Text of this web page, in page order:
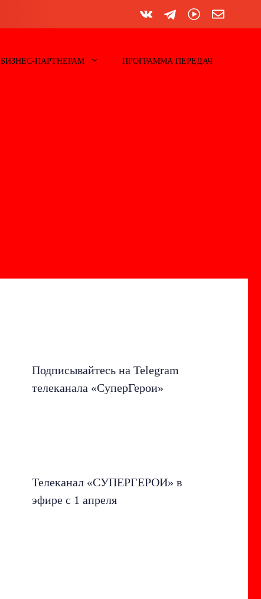
БИЗНЕС-ПАРТНЕРАМ ПРОГРАММА ПЕРЕДАЧ
Подписывайтесь на Telegram
телеканала «СуперГерои»
Телеканал «СУПЕРГЕРОИ» в
эфире с 1 апреля